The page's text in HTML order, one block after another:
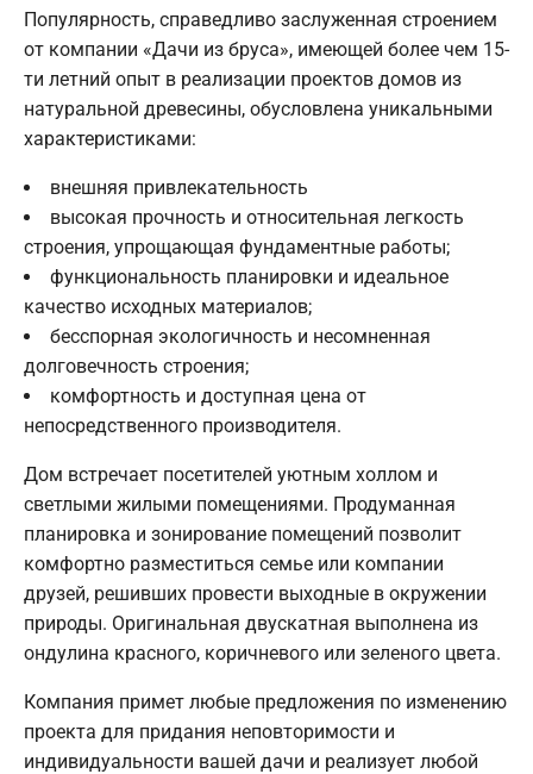
Популярность, справедливо заслуженная строением
от компании «Дачи из бруса», имеющей более чем 15-
ти летний опыт в реализации проектов домов из
натуральной древесины, обусловлена уникальными
характеристиками:
внешняя привлекательность
высокая прочность и относительная легкость
строения, упрощающая фундаментные работы;
функциональность планировки и идеальное
качество исходных материалов;
бесспорная экологичность и несомненная
долговечность строения;
комфортность и доступная цена от
непосредственного производителя.
Дом встречает посетителей уютным холлом и
светлыми жилыми помещениями. Продуманная
планировка и зонирование помещений позволит
комфортно разместиться семье или компании
друзей, решивших провести выходные в окружении
природы. Оригинальная двускатная выполнена из
ондулина красного, коричневого или зеленого цвета.
Компания примет любые предложения по изменению
проекта для придания неповторимости и
индивидуальности вашей дачи и реализует любой